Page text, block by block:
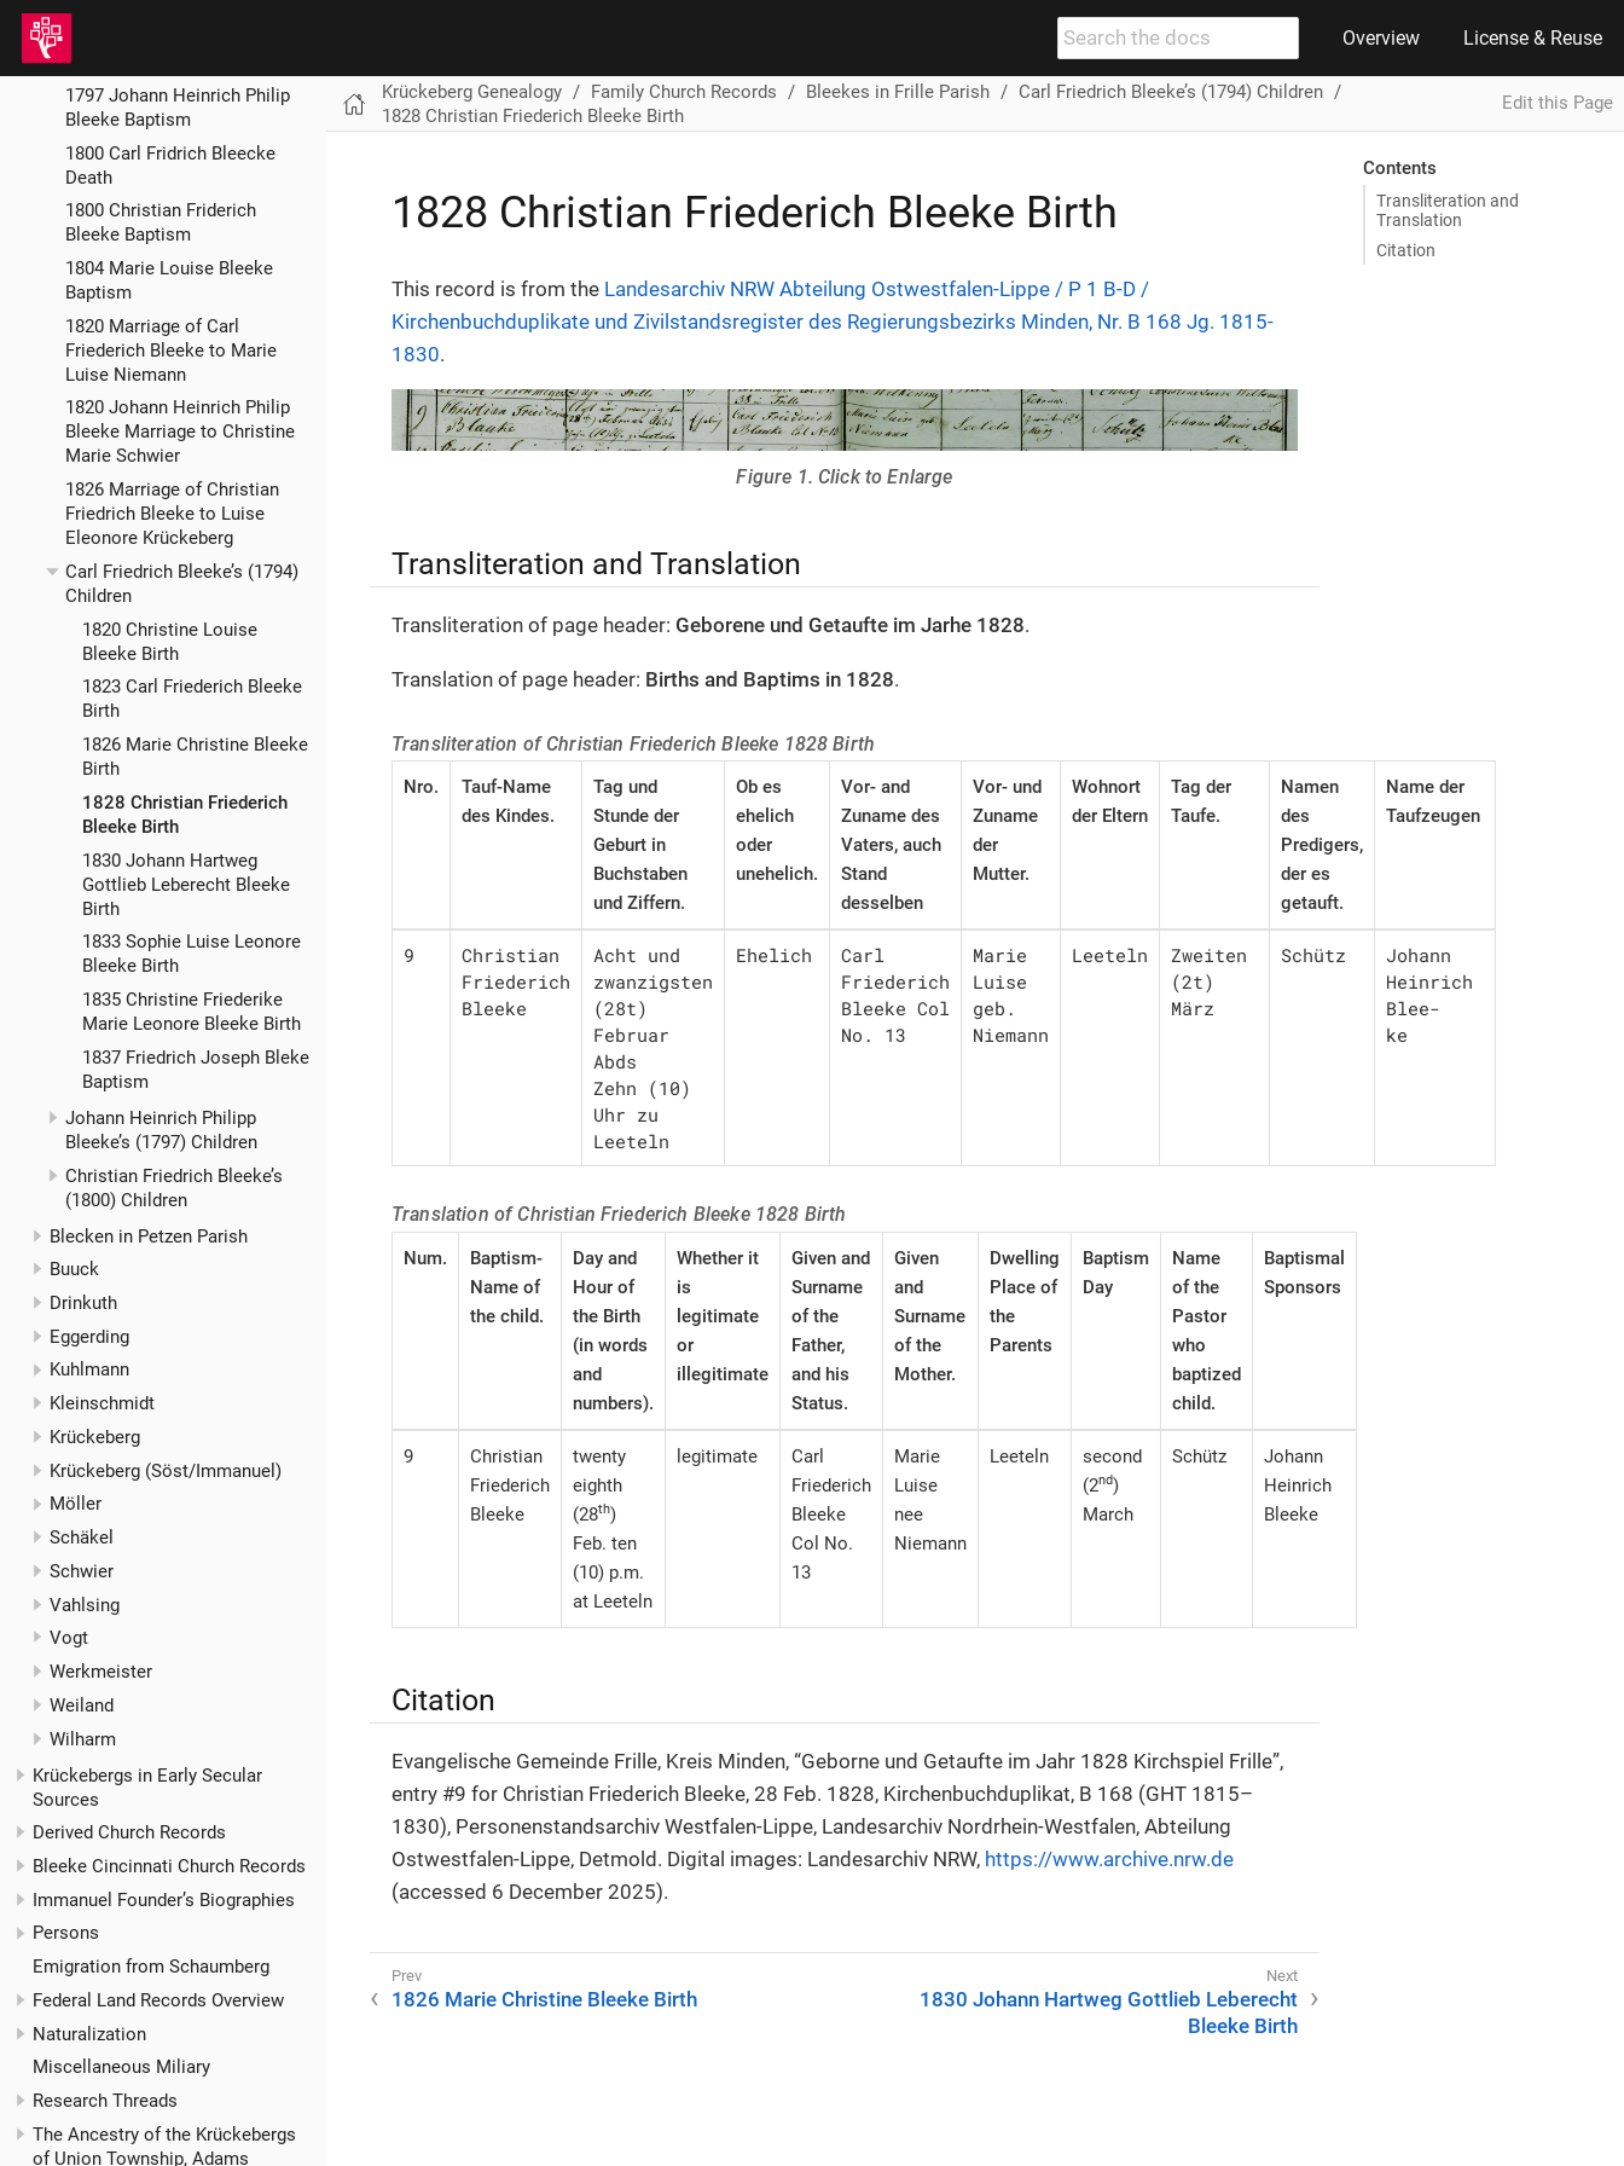
Overview License & Reuse
Burial
1797 Johann Heinrich Philip
Bleeke Baptism
1800 Carl Fridrich Bleecke
Death
1800 Christian Friderich
Bleeke Baptism
1804 Marie Louise Bleeke
Baptism
1820 Marriage of Carl
Friederich Bleeke to Marie
Luise Niemann
1820 Johann Heinrich Philip
Bleeke Marriage to Christine
Marie Schwier
1826 Marriage of Christian
Friedrich Bleeke to Luise
Eleonore Krückeberg
Carl Friedrich Bleeke’s (1794)
Children
1820 Christine Louise
Bleeke Birth
1823 Carl Friederich Bleeke
Birth
1826 Marie Christine Bleeke
Birth
1828 Christian Friederich
Bleeke Birth
1830 Johann Hartweg
Gottlieb Leberecht Bleeke
Birth
1833 Sophie Luise Leonore
Bleeke Birth
1835 Christine Friederike
Marie Leonore Bleeke Birth
1837 Friedrich Joseph Bleke
Baptism
Johann Heinrich Philipp
Bleeke’s (1797) Children
Christian Friedrich Bleeke’s
(1800) Children
Blecken in Petzen Parish
Buuck
Drinkuth
Eggerding
Kuhlmann
Kleinschmidt
Krückeberg
Krückeberg (Söst/Immanuel)
Möller
Schäkel
Schwier
Vahlsing
Vogt
Werkmeister
Weiland
Wilharm
Krückebergs in Early Secular
Sources
Derived Church Records
Bleeke Cincinnati Church Records
Immanuel Founder’s Biographies
Persons
Emigration from Schaumberg
Federal Land Records Overview
Naturalization
Miscellaneous Miliary
Research Threads
The Ancestry of the Krückebergs
of Union Township, Adams
Krückeberg Genealogy Family Church Records Bleekes in Frille Parish
Carl Friedrich Bleeke’s (1794) Children
1828 Christian Friederich Bleeke Birth
Edit this Page
Contents
Transliteration and
Translation
Citation
1828 Christian Friederich Bleeke Birth
This record is from the Landesarchiv NRW Abteilung Ostwestfalen-Lippe / P 1 B-D /
Kirchenbuchduplikate und Zivilstandsregister des Regierungsbezirks Minden, Nr. B 168 Jg. 1815-
1830.
Figure 1. Click to Enlarge
Transliteration and Translation
Transliteration of page header: Geborene und Getaufte im Jarhe 1828.
Translation of page header: Births and Baptims in 1828.
Transliteration of Christian Friederich Bleeke 1828 Birth
Nro.
Tauf-Name
des Kindes.
Tag und
Stunde der
Geburt in
Buchstaben
und Ziffern.
Ob es
ehelich
oder
unehelich.
Vor- and
Zuname des
Vaters, auch
Stand
desselben
Vor- und
Zuname
der
Mutter.
Wohnort
der Eltern
Tag der
Taufe.
Namen
des
Predigers,
der es
getauft.
Name der
Taufzeugen
9
Christian
Friederich
Bleeke
Acht und
zwanzigsten
(28t)
Februar
Abds
Zehn (10)
Uhr zu
Leeteln
Ehelich
Carl
Friederich
Bleeke Col
No. 13
Marie
Luise
geb.
Niemann
Leeteln
Zweiten
(2t)
März
Schütz
Johann
Heinrich
Blee-
ke
Translation of Christian Friederich Bleeke 1828 Birth
Num.
Baptism-
Name of
the child.
Day and
Hour of
the Birth
(in words
and
numbers).
Whether it
is
legitimate
or
illegitimate
Given and
Surname
of the
Father,
and his
Status.
Given
and
Surname
of the
Mother.
Dwelling
Place of
the
Parents
Baptism
Day
Name
of the
Pastor
who
baptized
child.
Baptismal
Sponsors
9
Christian
Friederich
Bleeke
twenty
eighth
(28th)
Feb. ten
(10) p.m.
at Leeteln
legitimate
Carl
Friederich
Bleeke
Col No.
13
Marie
Luise
nee
Niemann
Leeteln
second
(2nd)
March
Schütz
Johann
Heinrich
Bleeke
Citation
Evangelische Gemeinde Frille, Kreis Minden, “Geborne und Getaufte im Jahr 1828 Kirchspiel Frille”,
entry #9 for Christian Friederich Bleeke, 28 Feb. 1828, Kirchenbuchduplikat, B 168 (GHT 1815–
1830), Personenstandsarchiv Westfalen-Lippe, Landesarchiv Nordrhein-Westfalen, Abteilung
Ostwestfalen-Lippe, Detmold. Digital images: Landesarchiv NRW, https://www.archive.nrw.de
(accessed 6 December 2025).
1826 Marie Christine Bleeke Birth
1830 Johann Hartweg Gottlieb Leberecht
Bleeke Birth